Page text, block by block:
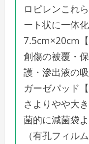
ロピレンこれ
ート状に一体
7.5cm×20cm
創傷の被覆・
護・滲出液の
ガーゼパッド
さよりやや大
菌的に減菌袋
（有孔フィル